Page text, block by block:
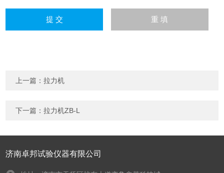
上一篇：拉力机
下一篇：拉力机ZB-L
济南卓邦试验仪器有限公司